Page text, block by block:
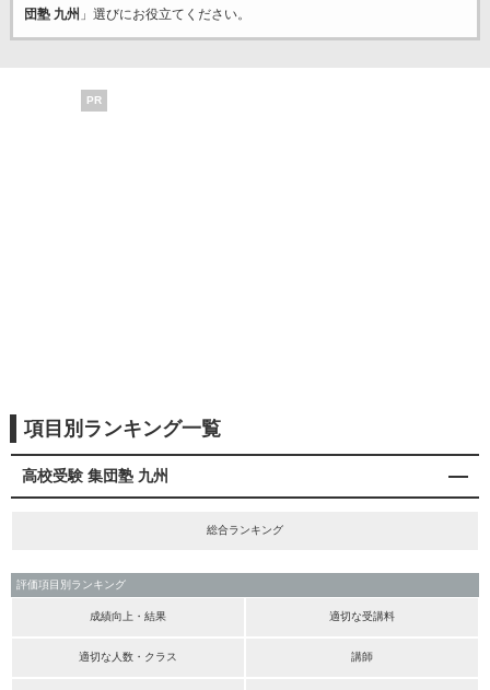
団塾 九州 」選びにお役立てください。
PR
項目別ランキング一覧
高校受験 集団塾 九州
総合ランキング
評価項目別ランキング
成績向上・結果 適切な受講料
適切な人数・クラス 講師